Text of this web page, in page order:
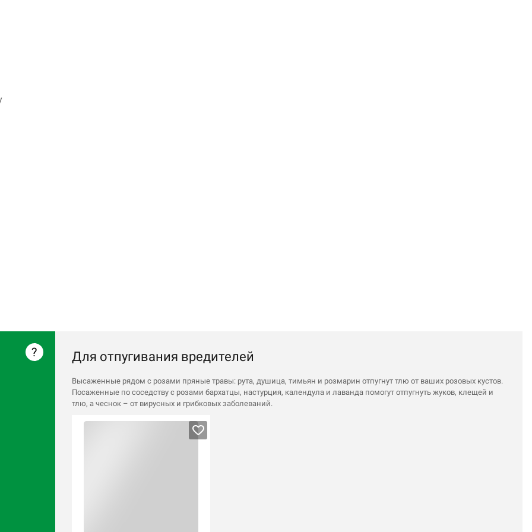
? Для отпугивания вредителей
Высаженные рядом с розами пряные травы: рута, душица, тимьян и розмарин отпугнут тлю от ваших розовых кустов.
Посаженные по соседству с розами бархатцы, настурция, календула и лаванда помогут отпугнуть жуков, клещей и
тлю, а чеснок – от вирусных и грибковых заболеваний.